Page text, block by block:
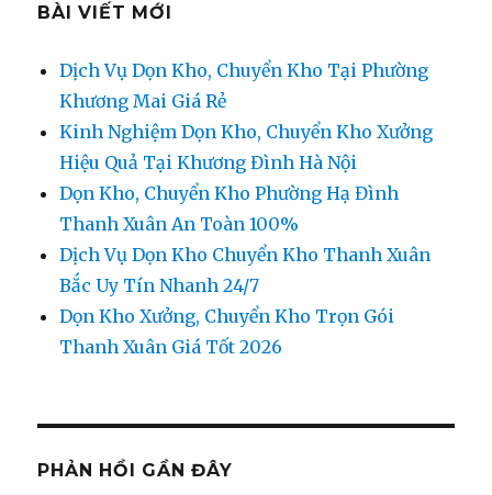
BÀI VIẾT MỚI
Dịch Vụ Dọn Kho, Chuyển Kho Tại Phường
Khương Mai Giá Rẻ
Kinh Nghiệm Dọn Kho, Chuyển Kho Xưởng
Hiệu Quả Tại Khương Đình Hà Nội
Dọn Kho, Chuyển Kho Phường Hạ Đình
Thanh Xuân An Toàn 100%
Dịch Vụ Dọn Kho Chuyển Kho Thanh Xuân
Bắc Uy Tín Nhanh 24/7
Dọn Kho Xưởng, Chuyển Kho Trọn Gói
Thanh Xuân Giá Tốt 2026
PHẢN HỒI GẦN ĐÂY